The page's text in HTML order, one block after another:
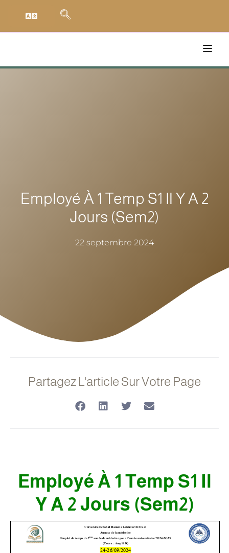
Employé À 1 Temp S1 Il Y A 2
Jours (sem2)
22 septembre 2024
Partagez L'article Sur Votre Page
Employé À 1 Temp S1 Il
Y A 2 Jours (sem2)